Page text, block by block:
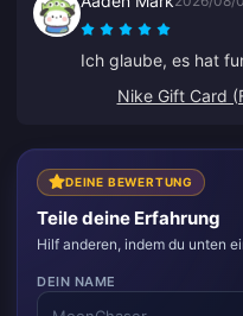
Ich glaube, es hat
Nike Gift Card
DEINE BEWERTUNG
Teile deine Erfahrung
Hilf anderen, indem du unten
DEIN NAME